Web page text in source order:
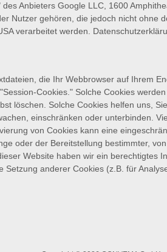
Anbieters Google LLC, 1600
Nutzer gehören, die jedoch nicht ohne
verarbeitet werden.
die Ihr Webbrowser auf Ihrem
Cookies." Solche Cookies
löschen. Solche Cookies helfen uns,
einschränken oder unterbinden.
von Cookies kann eine
oder der Bereitstellung bestimmter,
Website haben wir ein
anderer Cookies (z.B. für